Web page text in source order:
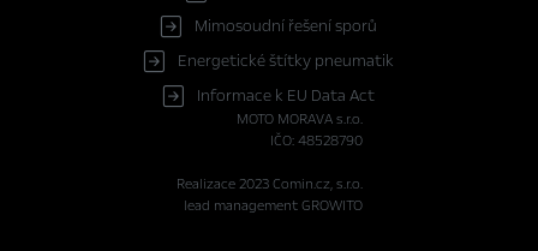
Mimosoudní řešení sporů
Energetické štítky pneumatik
Informace k EU Data Act
MOTO MORAVA s.r.o.
IČO: 48528790
Realizace 2023 Comin.cz, s.r.o.
lead management GROWITO